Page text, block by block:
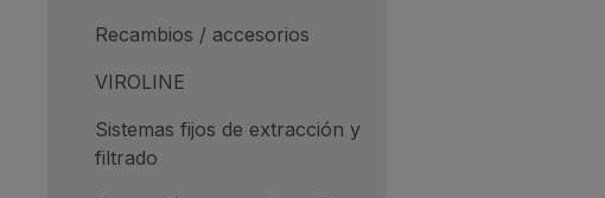
Recambios / accesorios
VIROLINE
Sistemas fijos de extracción y
filtrado